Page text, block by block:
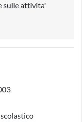
sulle attivita'